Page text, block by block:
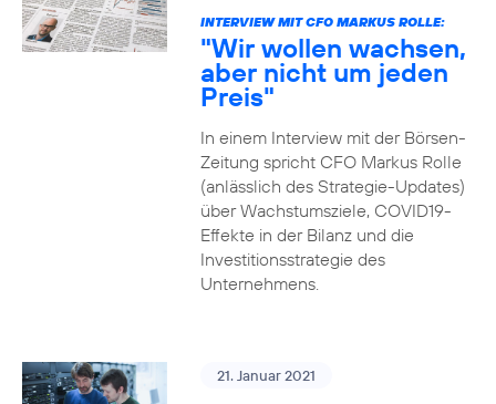
INTERVIEW MIT CFO MARKUS ROLLE:
"Wir wollen wachsen,
aber nicht um jeden
Preis"
In einem Interview mit der Börsen-
Zeitung spricht CFO Markus Rolle
(anlässlich des Strategie-Updates)
über Wachstumsziele, COVID19-
Effekte in der Bilanz und die
Investitionsstrategie des
Unternehmens.
21. Januar 2021